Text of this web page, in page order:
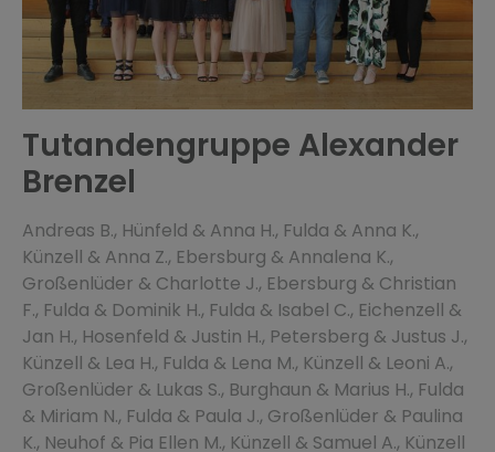
Tutandengruppe Alexander
Brenzel
Andreas B., Hünfeld & Anna H., Fulda & Anna K.,
Künzell & Anna Z., Ebersburg & Annalena K.,
Großenlüder & Charlotte J., Ebersburg & Christian
F., Fulda & Dominik H., Fulda & Isabel C., Eichenzell &
Jan H., Hosenfeld & Justin H., Petersberg & Justus J.,
Künzell & Lea H., Fulda & Lena M., Künzell & Leoni A.,
Großenlüder & Lukas S., Burghaun & Marius H., Fulda
& Miriam N., Fulda & Paula J., Großenlüder & Paulina
K., Neuhof & Pia Ellen M., Künzell & Samuel A., Künzell